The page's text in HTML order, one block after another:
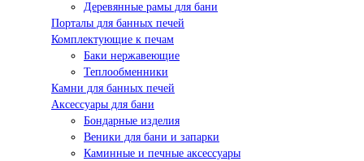
Деревянные рамы для бани
Порталы для банных печей
Комплектующие к печам
Баки нержавеющие
Теплообменники
Камни для банных печей
Аксессуары для бани
Бондарные изделия
Веники для бани и запарки
Каминные и печные аксессуары